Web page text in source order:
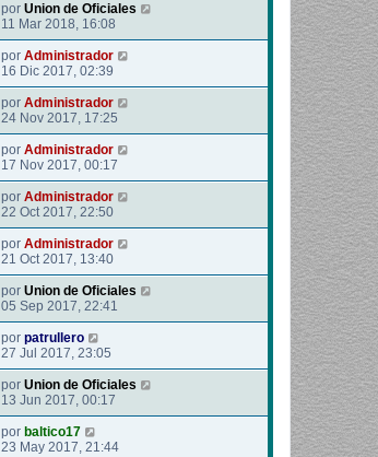
por Union de Oficiales
11 Mar 2018, 16:08
por Administrador
16 Dic 2017, 02:39
por Administrador
24 Nov 2017, 17:25
por Administrador
17 Nov 2017, 00:17
por Administrador
22 Oct 2017, 22:50
por Administrador
21 Oct 2017, 13:40
por Union de Oficiales
05 Sep 2017, 22:41
por patrullero
27 Jul 2017, 23:05
por Union de Oficiales
13 Jun 2017, 00:17
por baltico17
23 May 2017, 21:44